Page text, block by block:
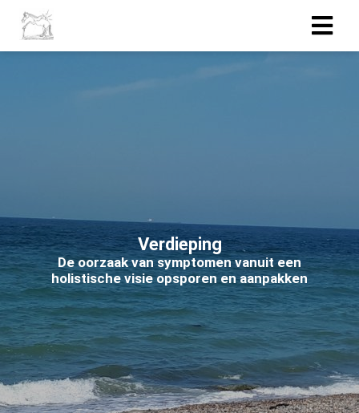
Verdieping
De oorzaak van symptomen vanuit een
holistische visie opsporen en aanpakken
zijn
om
te
Ze
gebruikt
deze
kan de
niet